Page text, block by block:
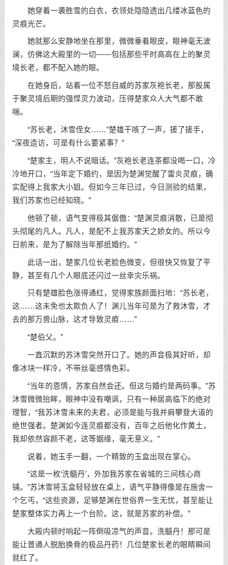
她穿着一袭胜雪的白衣，衣领处隐隐透出几缕冰蓝色的
灵痕光芒。
她就那么安静地坐在那里，微微垂着眼皮，眼神毫无波
澜，仿佛这大殿里的一切——包括那些平时高高在上的聚灵
境长老，都不配入她的眼。
在她身后，站着一位不怒自威的苏家灰袍长老，那股属
于聚灵境后期的强悍灵力波动，压得楚家众人大气都不敢
喘。
“苏长老，沐雪侄女……”楚雄干咳了一声，搓了搓手，
“深夜造访，可是有什么要紧事？”
“楚家主，明人不说暗话。”灰袍长老连茶都没喝一口，冷
冷地开口，“当年定下婚约，是因为楚渊觉醒了雷炎灵痕，确
实配得上我家大小姐。但如今三年已过，今日测验的结果，
我们苏家也已经知晓。”
他顿了顿，语气变得极其倨傲：“楚渊灵痕消散，已是彻
头彻尾的凡人。凡人，是配不上我苏家天之娇女的。所以今
日前来，是为了解除当年那纸婚约。”
此话一出，楚家几位长老脸色微变，但很快又恢复了平
静，甚至有几个人眼底还闪过一丝幸灾乐祸。
只有楚雄脸色涨得通红，觉得家族颜面扫地：“苏长老，
这……这未免也太欺负人了！渊儿当年可是为了救沐雪，才
去的那万兽山脉，这才导致灵痕……”
“楚伯父。”
一直沉默的苏沐雪突然开口了。她的声音极其好听，却
像冰块一样冷，不带丝毫感情色彩。
“当年的恩情，苏家自然会还。但这与婚约是两码事。”苏
沐雪微微抬眸，眼神中没有嘲讽，只有一种居高临下的绝对
理智，“我苏沐雪未来的夫君，必须是能与我并肩攀登大道的
绝世强者。楚渊如今连灵痕都没有，百年之后他化作黄土，
我却依然容颜不老，这等姻缘，毫无意义。”
说着，她玉手一翻，一个精致的玉盒出现在掌心。
“这是一枚‘洗髓丹’，外加我苏家在省城的三间核心商
铺。”苏沐雪将玉盒轻轻放在桌上，语气平静得像是在施舍一
个乞丐，“这些资源，足够楚渊在世俗界一生无忧，甚至能让
楚家整体实力再上一个台阶。这，就是苏家的补偿。”
大殿内顿时响起一阵倒吸凉气的声音。洗髓丹！那可是
能让普通人脱胎换骨的极品丹药！几位楚家长老的眼睛瞬间
就红了。